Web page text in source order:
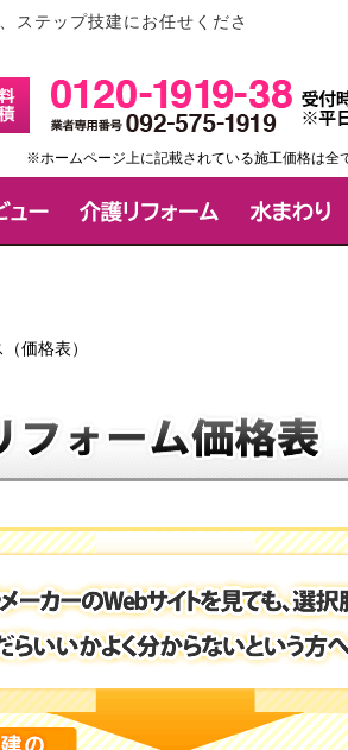
ステップ技建にお任せくださ
※ホームページ上に記載されている施工価格は全
価格表）